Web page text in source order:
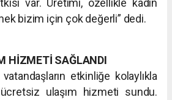
var. Üretimi, özellikle kadın
bizim için çok değerli” dedi.
HİZMETİ SAĞLANDI
etkinliğe kolaylıkla
ücretsiz ulaşım hizmeti sundu.